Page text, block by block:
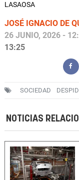
LASAOSA
JOSÉ IGNACIO DE
26 JUNIO, 2026 -
13:25
SOCIEDAD
NOTICIAS